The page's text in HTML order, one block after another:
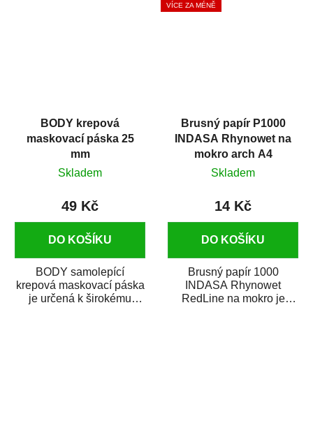
BODY krepová
maskovací páska 25
mm
Skladem
49 Kč
DO KOŠÍKU
BODY samolepící
krepová maskovací páska
je určená k širokému
VÍCE ZA MÉNĚ
Brusný papír P1000
INDASA Rhynowet na
mokro arch A4
Skladem
14 Kč
DO KOŠÍKU
Brusný papír 1000
INDASA Rhynowet
RedLine na mokro je